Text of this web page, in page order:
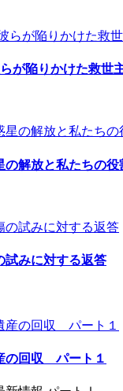
が陥りかけた救世
解放と私たちの役
試みに対する返答
の回収 パート１